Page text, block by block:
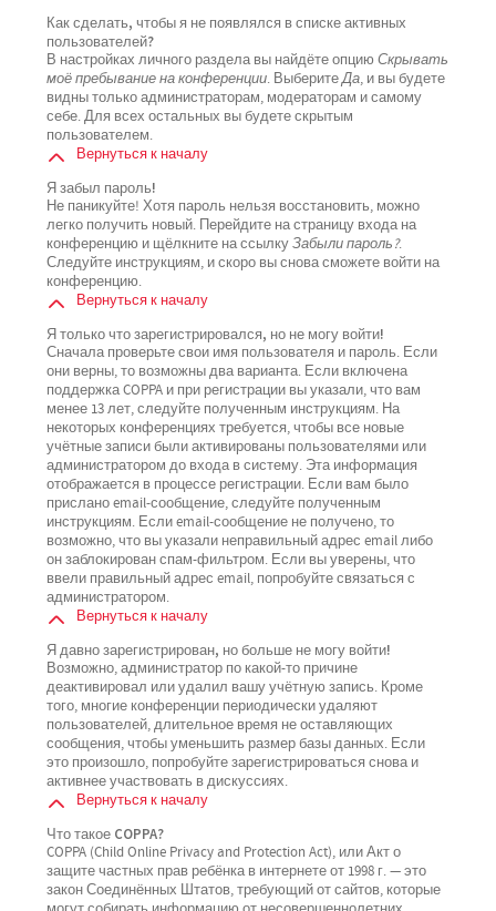
Как сделать, чтобы я не появлялся в списке активных
пользователей?
В настройках личного раздела вы найдёте опциюСкрывать
моё пребывание на конференции. ВыберитеДа, и вы будете
видны только администраторам, модераторам и самому
себе. Для всех остальных вы будете скрытым
пользователем.
Вернуться к началу
Я забыл пароль!
Не паникуйте! Хотя пароль нельзя восстановить, можно
легко получить новый. Перейдите на страницу входа на
конференцию и щёлкните на ссылкуЗабыли пароль?.
Следуйте инструкциям, и скоро вы снова сможете войти на
конференцию.
Вернуться к началу
Я только что зарегистрировался, но не могу войти!
Сначала проверьте свои имя пользователя и пароль. Если
они верны, то возможны два варианта. Если включена
поддержка COPPA и при регистрации вы указали, что вам
менее 13 лет, следуйте полученным инструкциям. На
некоторых конференциях требуется, чтобы все новые
учётные записи были активированы пользователями или
администратором до входа в систему. Эта информация
отображается в процессе регистрации. Если вам было
прислано email-сообщение, следуйте полученным
инструкциям. Если email-сообщение не получено, то
возможно, что вы указали неправильный адрес email либо
он заблокирован спам-фильтром. Если вы уверены, что
ввели правильный адрес email, попробуйте связаться с
администратором.
Вернуться к началу
Я давно зарегистрирован, но больше не могу войти!
Возможно, администратор по какой-то причине
деактивировал или удалил вашу учётную запись. Кроме
того, многие конференции периодически удаляют
пользователей, длительное время не оставляющих
сообщения, чтобы уменьшить размер базы данных. Если
это произошло, попробуйте зарегистрироваться снова и
активнее участвовать в дискуссиях.
Вернуться к началу
Что такое COPPA?
COPPA (Child Online Privacy and Protection Act), или Акт о
защите частных прав ребёнка в интернете от 1998 г. — это
закон Соединённых Штатов, требующий от сайтов, которые